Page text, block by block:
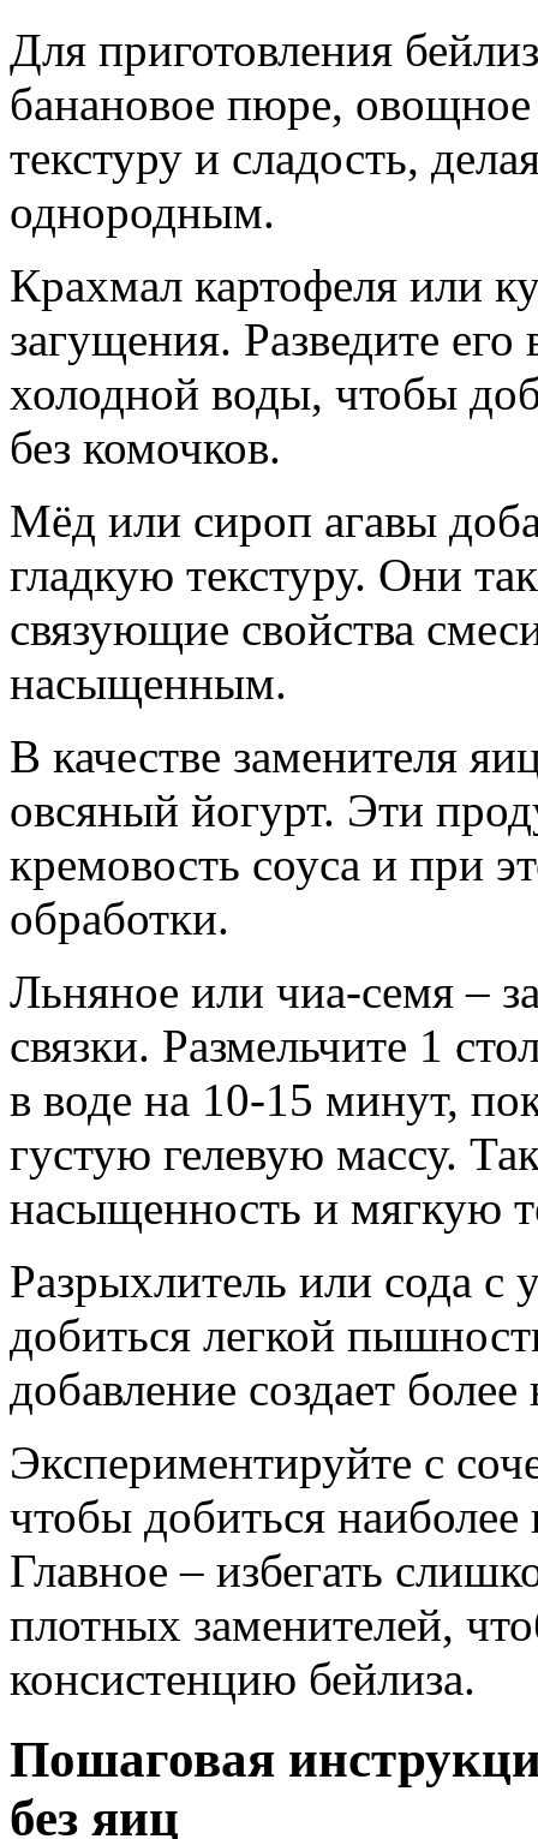
Для приготовления
банановое пюре,
текстуру и сладость,
однородным.
Крахмал картофеля или
загущения. Разведите
холодной воды, чтобы
без комочков.
Мёд или сироп агавы
гладкую текстуру. Они
связующие свойства
насыщенным.
В качестве заменителя
овсяный йогурт. Эти
кремовость соуса и при
обработки.
Льняное или чиа-семя –
связки. Размельчите 1
в воде на 10-15 минут,
густую гелевую массу.
насыщенность и мягкую
Разрыхлитель или сода с
добиться легкой
добавление создает
Экспериментируйте с
чтобы добиться наиболее
Главное – избегать
плотных заменителей,
консистенцию бейлиза.
Пошаговая
без яиц